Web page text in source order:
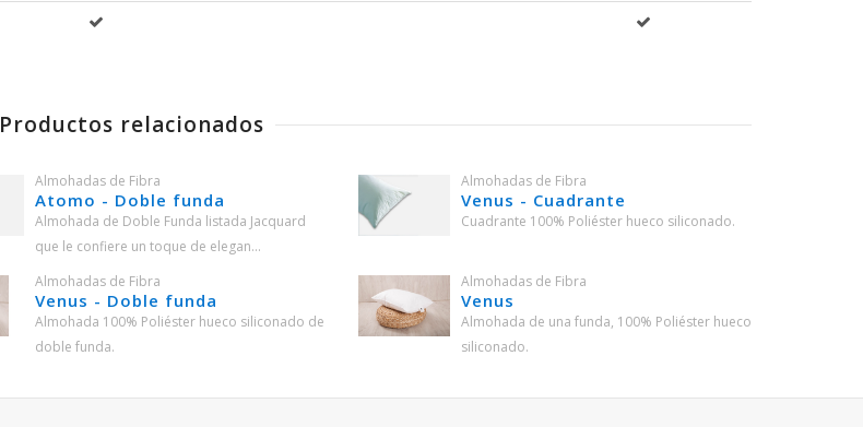
Productos relacionados
Almohadas de Fibra
Atomo - Doble funda
Almohada de Doble Funda listada Jacquard
que le confiere un toque de elegan...
Almohadas de Fibra
Venus - Cuadrante
Cuadrante 100% Poliéster hueco siliconado.
Almohadas de Fibra
Venus - Doble funda
Almohada 100% Poliéster hueco siliconado de
doble funda.
Almohadas de Fibra
Venus
Almohada de una funda, 100% Poliéster hueco
siliconado.